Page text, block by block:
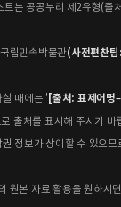
트는 공공누리 제2유형(출
립민속박물관(사전편찬
때에는 ' [출처: 표제어명
출처를 표시해 주시기 바
정보가 상이할 수 있으므
원본 자료 활용을 원하시